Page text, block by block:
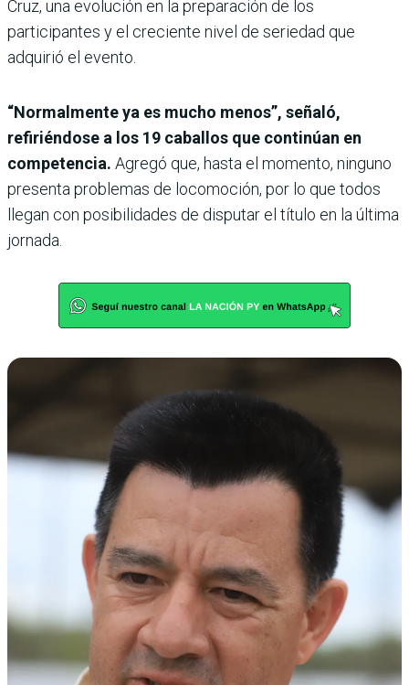
Cruz, una evolución en la preparación de los
participantes y el creciente nivel de seriedad que
adquirió el evento.
“Normalmente ya es mucho menos”, señaló,
refiriéndose a los 19 caballos que continúan en
competencia. Agregó que, hasta el momento, ninguno
presenta problemas de locomoción, por lo que todos
llegan con posibilidades de disputar el título en la última
jornada.